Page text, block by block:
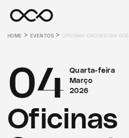
HOME >EVENTOS >OFICINAS ORQUESTRA
Quarta-feira
Março
2026
04
Oficinas